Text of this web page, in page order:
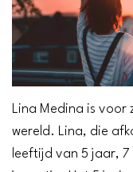
Lina Medina is voor
wereld. Lina, die
leeftijd van 5 jaar, 7